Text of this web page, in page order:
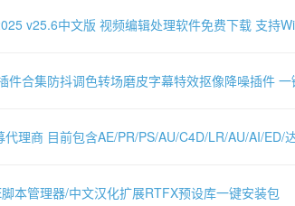
v25.6中文版 视频编辑处理软件免费下载 支持
件合集防抖调色转场磨皮字幕特效抠像降噪插件
理商 目前包含AE/PR/PS/AU/C4D/LR/AU/AI/ED/
本管理器/中文汉化扩展RTFX预设库一键安装包